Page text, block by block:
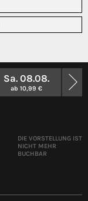
Sa. 08.08.
ab 10,99 €
DIE VORSTELLUNG IST
NICHT MEHR
BUCHBAR